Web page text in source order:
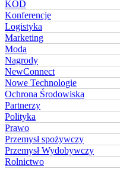
KOD
Konferencje
Logistyka
Marketing
Moda
Nagrody
NewConnect
Nowe Technologie
Ochrona Środowiska
Partnerzy
Polityka
Prawo
Przemysł spożywczy
Przemysł Wydobywczy
Rolnictwo